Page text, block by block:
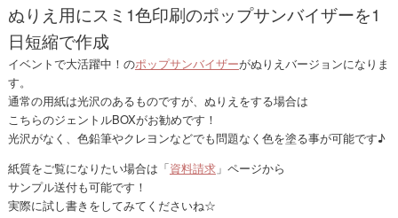
ぬりえ用にスミ1色印刷のポップサンバイザーを1
日短縮で作成
イベントで大活躍中！のポップサンバイザーがぬりえバージョンになりま
す。
通常の用紙は光沢のあるものですが、ぬりえをする場合は
こちらのジェントルBOXがお勧めです！
光沢がなく、色鉛筆やクレヨンなどでも問題なく色を塗る事が可能です♪
紙質をご覧になりたい場合は「資料請求」ページから
サンプル送付も可能です！
実際に試し書きをしてみてくださいね☆